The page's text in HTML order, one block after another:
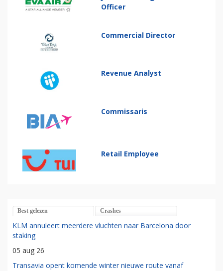
Officer
Commercial Director
Revenue Analyst
Commissaris
Retail Employee
Best gelezen Crashes
KLM annuleert meerdere vluchten naar Barcelona door
staking
05 aug 26
Transavia opent komende winter nieuwe route vanaf